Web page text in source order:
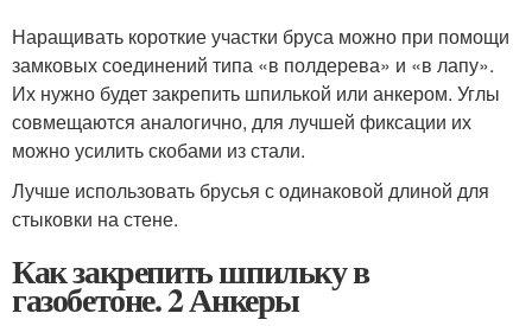
Наращивать короткие участки бруса можно при помощи
замковых соединений типа «в полдерева» и «в лапу».
Их нужно будет закрепить шпилькой или анкером. Углы
совмещаются аналогично, для лучшей фиксации их
можно усилить скобами из стали.
Лучше использовать брусья с одинаковой длиной для
стыковки на стене.
Как закрепить шпильку в
газобетоне. 2 Анкеры